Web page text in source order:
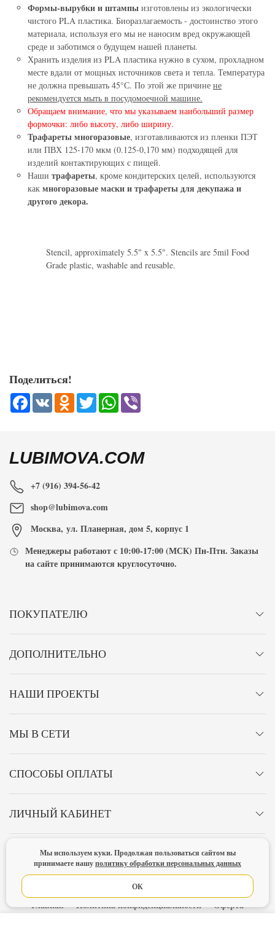
Формы-вырубки и штампы изготовлены из экологически
чистого PLA пластика. Биоразлагаемость - достоинство этого
материала, используя его мы не наносим вред окружающей
среде и заботимся о будущем нашей планеты.
Хранить изделия из PLA пластика нужно в сухом, прохладном
месте вдали от мощных источников света и тепла. Температура
не должна превышать 45°С. По этой же причине не
рекомендуется мыть в посудомоечной машине.
Обращаем внимание, что мы указываем наибольший размер
формочки: либо высоту, либо ширину.
Трафареты многоразовые, изготавливаются из пленки ПЭТ
или ПВХ 125-170 мкм (0.125-0,170 мм) подходящей для
изделий контактирующих с пищей.
Наши трафареты, кроме кондитерских целей, используются
как многоразовые маски и трафареты для декупажа и
другого декора.
Stencil, approximately 5.5" x 5.5". Stencils are 5mil Food
Grade plastic, washable and reusable.
Поделиться!
Facebook
VK Odnoklassniki
TwitterWhatsApp
LUBIMOVA.COM
+7 (916) 394-56-42
shop@lubimova.com
Москва, ул. Планерная, дом 5, корпус 1
Менеджеры работают с 10:00-17:00(МСК) Пн-Птн. Заказы
на сайте принимаются круглосуточно.
ПОКУПАТЕЛЮ
ДОПОЛНИТЕЛЬНО
НАШИ ПРОЕКТЫ
МЫ В СЕТИ
СПОСОБЫ ОПЛАТЫ
ЛИЧНЫЙ КАБИНЕТ
ОСТАВАЙТЕСЬ НА СВЯЗИ!
Главная Политика конфиденциальности
Оферта
Мы используем куки. Продолжая пользоваться сайтом вы
принимаете нашуполитику обработки персональных данных
ОК